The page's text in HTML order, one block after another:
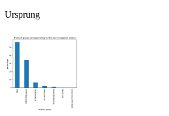
Ursprung